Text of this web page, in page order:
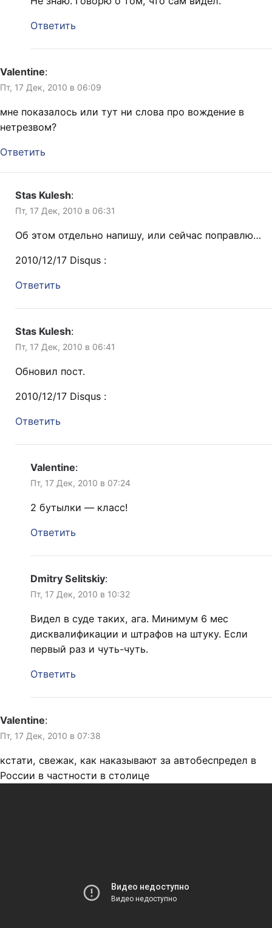
Ответить
Valentine:
Пт, 17 Дек, 2010 в 06:09
мне показалось или тут ни слова про вождение в
нетрезвом?
Ответить
Stas Kulesh:
Пт, 17 Дек, 2010 в 06:31
Об этом отдельно напишу, или сейчас поправлю…
2010/12/17 Disqus :
Ответить
Stas Kulesh:
Пт, 17 Дек, 2010 в 06:41
Обновил пост.
2010/12/17 Disqus :
Ответить
Valentine:
Пт, 17 Дек, 2010 в 07:24
2 бутылки — класс!
Ответить
Dmitry Selitskiy:
Пт, 17 Дек, 2010 в 10:32
Видел в суде таких, ага. Минимум 6 мес
дисквалификации и штрафов на штуку. Если
первый раз и чуть-чуть.
Ответить
Valentine:
Пт, 17 Дек, 2010 в 07:38
кстати, свежак, как наказывают за автобеспредел в
России в частности в столице